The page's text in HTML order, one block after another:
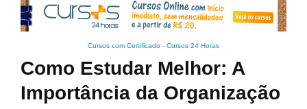
Cursos com Certificado - Cursos 24 Horas
Como Estudar Melhor: A
Importância da Organização